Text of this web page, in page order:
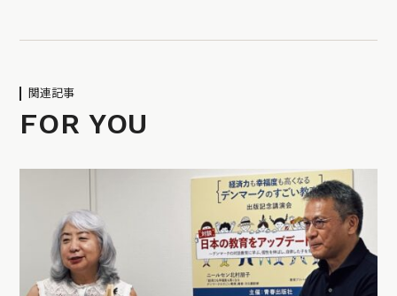
関連記事
FOR YOU